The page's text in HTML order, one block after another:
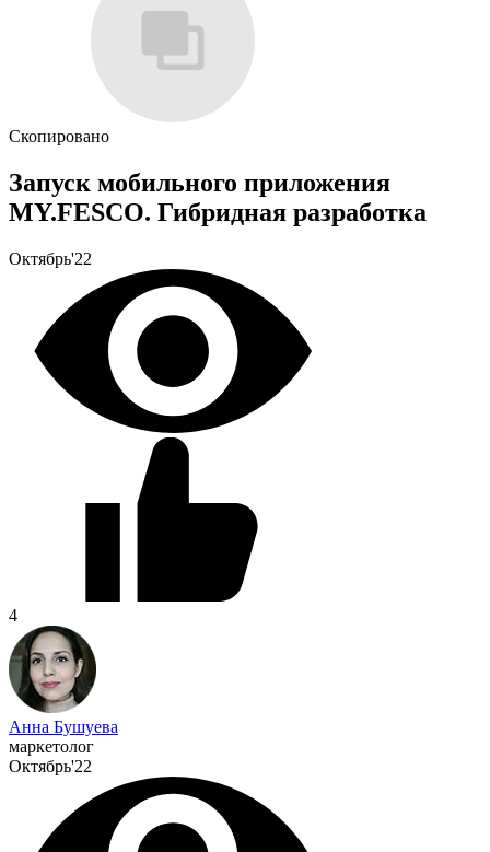
Скопировано
Запуск мобильного приложения
MY.FESCO. Гибридная разработка
Октябрь'22
4
Анна Бушуева
маркетолог
Октябрь'22